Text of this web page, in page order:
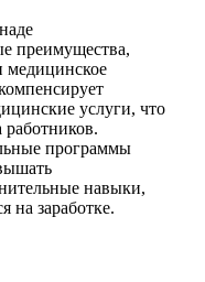
преимущества,
медицинское
услуги, что
программы
навыки,
на заработке.